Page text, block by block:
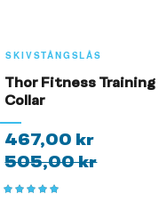
SKIVSTÅNGSLÅS
Thor Fitness Training
Collar
467,00 kr
505,00 kr
Betyg: